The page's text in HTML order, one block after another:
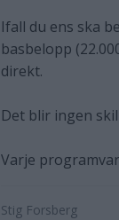
Ifall du ens ska
basbelopp
direkt.
Det blir ingen
Varje
Stig Forsberg